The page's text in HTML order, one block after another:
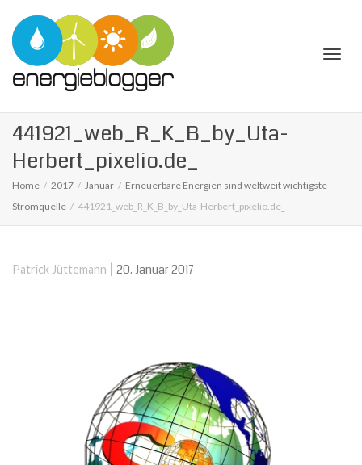
441921_web_R_K_B_by_Uta-
Herbert_pixelio.de_
Home 2017 Januar
Erneuerbare Energien sind weltweit wichtigste
Stromquelle
441921_web_R_K_B_by_Uta-Herbert_pixelio.de_
Patrick Jüttemann | 20. Januar 2017